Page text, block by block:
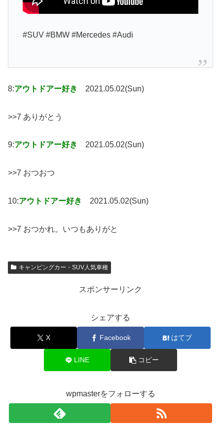
#SUV #BMW #Mercedes #Audi
8:アウトドアー好き 2021.05.02(Sun)
>>7 ありがとう
9:アウトドアー好き 2021.05.02(Sun)
>>7 おつおつ
10:アウトドアー好き 2021.05.02(Sun)
>>7 おつかれ。いつもありがと
キャンピングカー・SUV人気車種
スポンサーリンク
シェアする
X Facebook はてブ
LINE コピー
wpmasterをフォローする